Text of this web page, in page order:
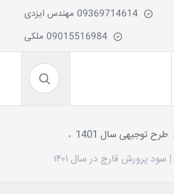
طرح توجیهی سال 1401
پرورش قارچ در سال ۱۴۰۱